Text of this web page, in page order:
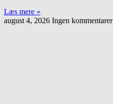
Læs mere »
august 4, 2026 Ingen kommentarer